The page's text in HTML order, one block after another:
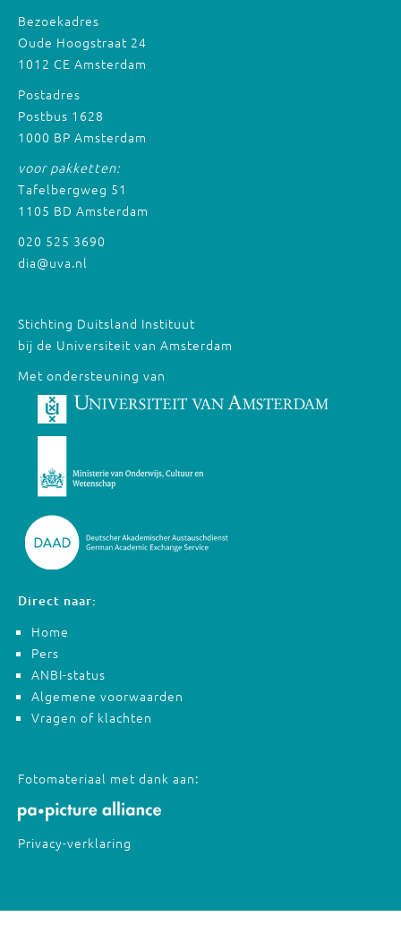
Bezoekadres
Oude Hoogstraat 24
1012 CE Amsterdam
Postadres
Postbus 1628
1000 BP Amsterdam
voor pakketten:
Tafelbergweg 51
1105 BD Amsterdam
020 525 3690
dia@uva.nl
Stichting Duitsland Instituut
bij de Universiteit van Amsterdam
Met ondersteuning van
Direct naar:
Home
Pers
ANBI-status
Algemene voorwaarden
Vragen of klachten
Fotomateriaal met dank aan:
Privacy-verklaring